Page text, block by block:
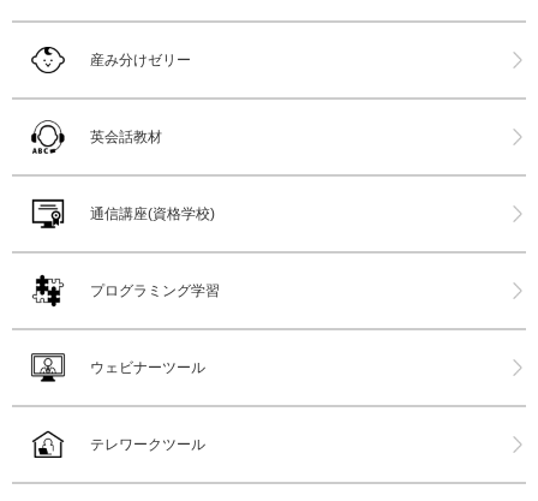
産み分けゼリー
英会話教材
通信講座(資格学校)
プログラミング学習
ウェビナーツール
テレワークツール